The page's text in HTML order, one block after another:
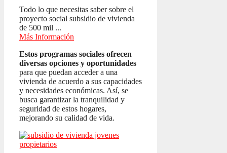
Todo lo que necesitas saber sobre el
proyecto social subsidio de vivienda
de 500 mil ...
Más Información
Estos programas sociales ofrecen
diversas opciones y oportunidades
para que puedan acceder a una
vivienda de acuerdo a sus capacidades
y necesidades económicas. Así, se
busca garantizar la tranquilidad y
seguridad de estos hogares,
mejorando su calidad de vida.